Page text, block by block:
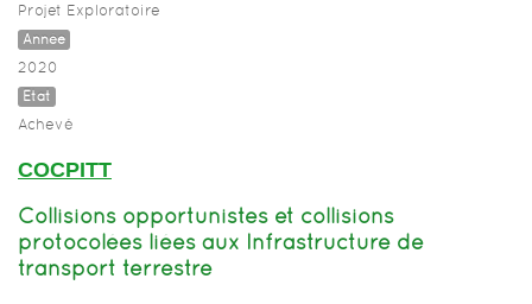
Projet Exploratoire
Année
2020
Etat
Achevé
COCPITT
Collisions opportunistes et collisions
protocolées liées aux Infrastructure de
transport terrestre